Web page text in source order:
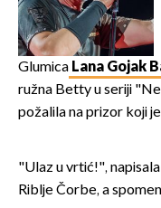
Glumica Lana Gojak
ružna Betty u seriji
požalila na prizor koji
"Ulaz u vrtić!",
Riblje Čorbe, a